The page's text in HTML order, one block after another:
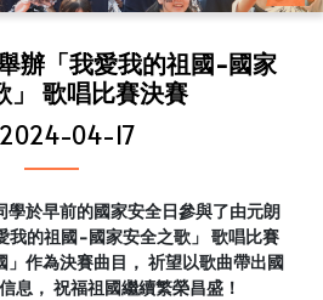
辦「我愛我的祖國-國家
」 歌唱比賽決賽
2024-04-17
學於早前的國家安全日參與了由元朗
我的祖國-國家安全之歌」 歌唱比賽
」作為決賽曲目， 祈望以歌曲帶出國
息， 祝福祖國繼續繁榮昌盛！